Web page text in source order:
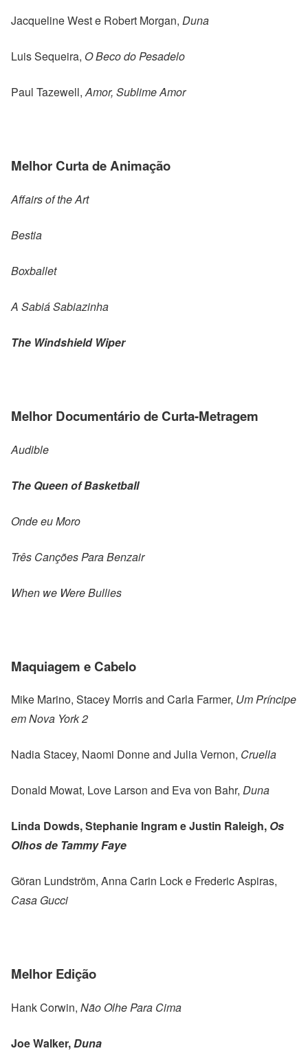
Jacqueline West e Robert Morgan, Duna
Luis Sequeira, O Beco do Pesadelo
Paul Tazewell,Amor, Sublime Amor
Melhor Curta de Animação
Affairs of the Art
Bestia
Boxballet
A Sabiá Sabiazinha
The Windshield Wiper
Melhor Documentário de Curta-Metragem
Audible
The Queen of Basketball
Onde eu Moro
Três Canções Para Benzair
When we Were Bullies
Maquiagem e Cabelo
Mike Marino, Stacey Morris and Carla Farmer, Um Príncipe
em Nova York 2
Nadia Stacey, Naomi Donne and Julia Vernon, Cruella
Donald Mowat, Love Larson and Eva von Bahr, Duna
Linda Dowds, Stephanie Ingram e Justin Raleigh, Os
Olhos de Tammy Faye
Göran Lundström, Anna Carin Lock e Frederic Aspiras,
Casa Gucci
Melhor Edição
Hank Corwin, Não Olhe Para Cima
Joe Walker,Duna